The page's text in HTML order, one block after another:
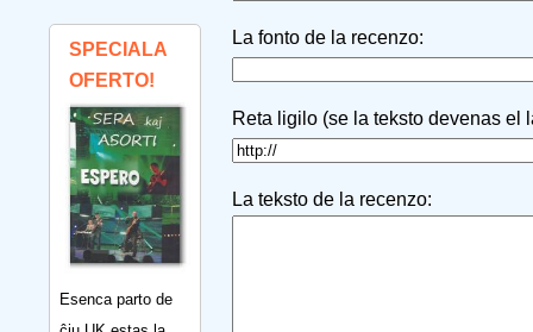
SPECIALA
OFERTO!
Esenca parto de
La fonto de la recenzo:
Reta ligilo (se la teksto devenas el
La teksto de la recenzo: